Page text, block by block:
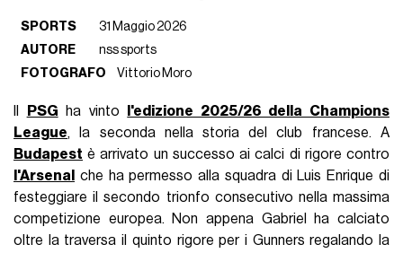
SPORTS
31 Maggio 2026
AUTORE
nss sports
FOTOGRAFO
Vittorio Moro
PSG ha vinto
l'edizione 2025/26 della Champions
League, la seconda nella storia del club francese. A
Budapest è arrivato un successo ai calci di rigore contro
l'Arsenal
che ha permesso alla squadra di Luis Enrique di
festeggiare il secondo trionfo consecutivo nella massima
competizione europea. Non appena Gabriel ha calciato
oltre la traversa il quinto rigore per i Gunners regalando la